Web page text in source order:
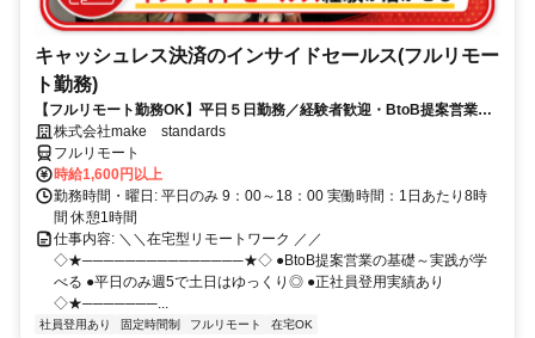
キャッシュレス決済のインサイドセールス(フルリモー
ト勤務)
【フルリモート勤務OK】平日５日勤務／経験者歓迎・BtoB提案営業で
スキルアップ
株式会社make standards
フルリモート
時給1,600円以上
勤務時間・曜日: 平日のみ 9：00～18：00 実働時間：1日あたり8時
間 休憩1時間
仕事内容: ＼＼在宅型リモートワーク ／／
◇★───────────────★◇ ●BtoB提案営業の基礎～実践が学
べる ●平日のみ週5で土日はゆっくり◎ ●正社員登用実績あり
◇★───────...
社員登用あり 固定時間制 フルリモート 在宅OK